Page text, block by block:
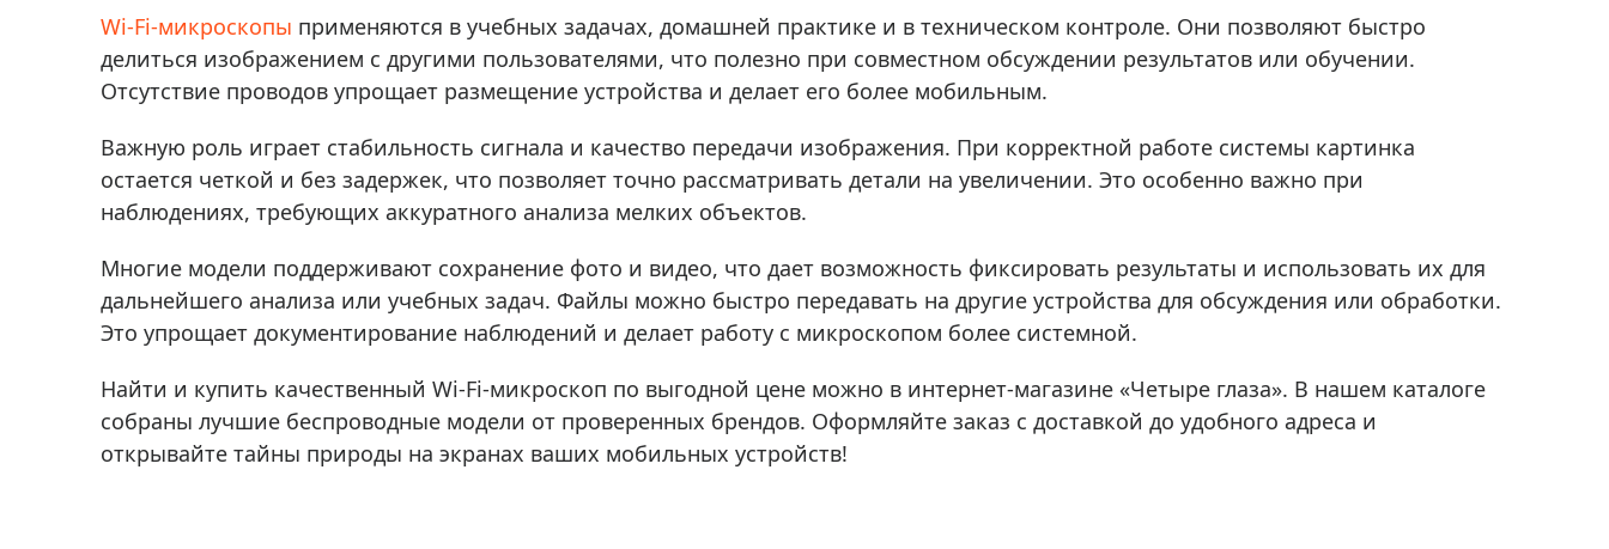
Discovery (Дискавери)
Оптика для детей Levenhuk LabZZ
Астропланетарии
Подарки
Хиты продаж
Акции
Фонари
Элементы питания, карты памяти
Фотоловушки
Экшн-камеры
Фотооборудование
Термометры кулинарные (термощупы)
Видеоэндоскопы
Нивелиры оптические
Прочее
Wi-Fi-микроскопы применяются в учебных задачах, домашней практике и в техническом контроле. Они позволяют быстро
делиться изображением с другими пользователями, что полезно при совместном обсуждении результатов или обучении.
Отсутствие проводов упрощает размещение устройства и делает его более мобильным.
Важную роль играет стабильность сигнала и качество передачи изображения. При корректной работе системы картинка
остается четкой и без задержек, что позволяет точно рассматривать детали на увеличении. Это особенно важно при
наблюдениях, требующих аккуратного анализа мелких объектов.
Многие модели поддерживают сохранение фото и видео, что дает возможность фиксировать результаты и использовать их для
дальнейшего анализа или учебных задач. Файлы можно быстро передавать на другие устройства для обсуждения или обработки.
Это упрощает документирование наблюдений и делает работу с микроскопом более системной.
Найти и купить качественный Wi-Fi-микроскоп по выгодной цене можно в интернет-магазине «Четыре глаза». В нашем каталоге
собраны лучшие беспроводные модели от проверенных брендов. Оформляйте заказ с доставкой до удобного адреса и
открывайте тайны природы на экранах ваших мобильных устройств!